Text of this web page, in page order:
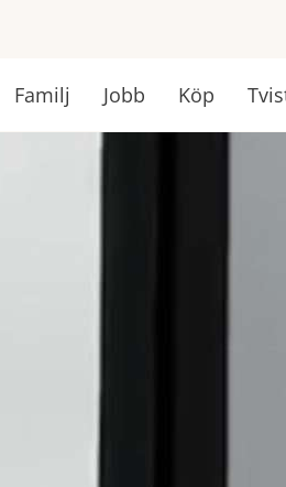
Familj Jobb Köp